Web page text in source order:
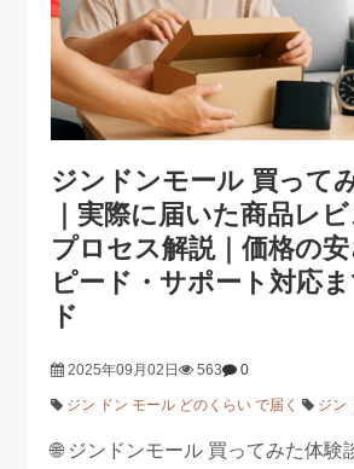
ジンドンモール 買って
｜実際に届いた商品レ
プロセス解説｜価格の
ピード・サポート対応
ド
2025年09月02日 563 0
ジン ドン モール どのくらい で届く ジン
🌐 ジンドンモール 買ってみた体験